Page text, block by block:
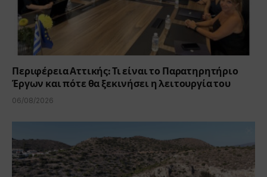
Περιφέρεια Αττικής: Τι είναι το Παρατηρητήριο
Έργων και πότε θα ξεκινήσει η λειτουργία του
06/08/2026